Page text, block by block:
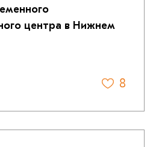
центра в Нижнем
8